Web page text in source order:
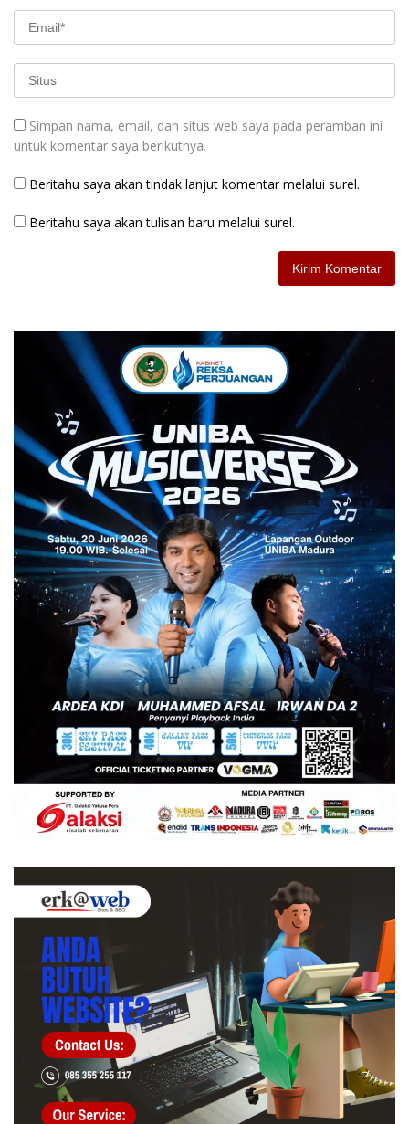
Simpan nama, email, dan situs web saya pada peramban ini
untuk komentar saya berikutnya.
Beritahu saya akan tindak lanjut komentar melalui surel.
Beritahu saya akan tulisan baru melalui surel.